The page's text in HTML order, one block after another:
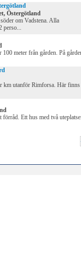
Östergötland
om Vadstena. Alla
perso...
meter från gården. På
km utanför Rimforsa. Här finns
Ett hus med två